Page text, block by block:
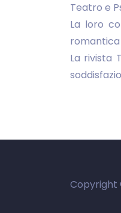
Teatro e
La loro
romantica
La rivista
Copyright